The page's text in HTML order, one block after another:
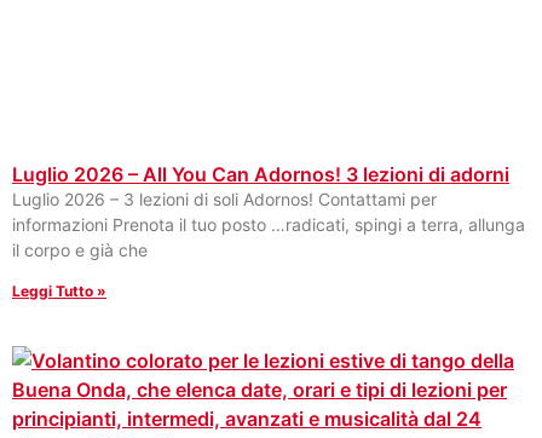
Luglio 2026 – All You Can Adornos! 3 lezioni di adorni
Luglio 2026 – 3 lezioni di soli Adornos! Contattami per
informazioni Prenota il tuo posto …radicati, spingi a terra, allunga
il corpo e già che
Leggi Tutto »